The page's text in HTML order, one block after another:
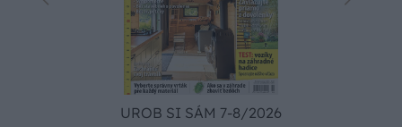
UROB SI SÁM 7-8/2026